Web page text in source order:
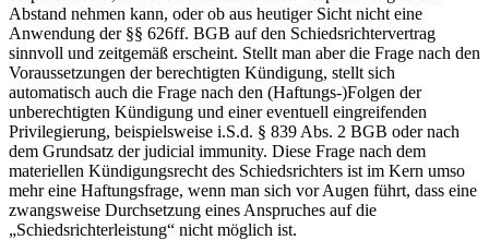
Abstand nehmen kann, oder ob aus heutiger Sicht nicht eine
Anwendung der §§ 626ff. BGB auf den Schiedsrichtervertrag
sinnvoll und zeitgemäß erscheint. Stellt man aber die Frage nach den
Voraussetzungen der berechtigten Kündigung, stellt sich
automatisch auch die Frage nach den (Haftungs-)Folgen der
unberechtigten Kündigung und einer eventuell eingreifenden
Privilegierung, beispielsweise i.S.d. § 839 Abs. 2 BGB oder nach
dem Grundsatz derjudicial immunity. Diese Frage nach dem
materiellen Kündigungsrecht des Schiedsrichters ist im Kern umso
mehr eine Haftungsfrage, wenn man sich vor Augen führt, dass eine
zwangsweise Durchsetzung eines Anspruches auf die
„Schiedsrichterleistung“ nicht möglich ist.